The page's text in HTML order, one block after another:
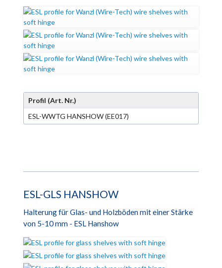
Profil (Art. Nr.)
ESL-WWTG HANSHOW (EE017)
ESL-GLS HANSHOW
Halterung für Glas- und Holzböden mit einer Stärke
von 5-10 mm - ESL Hanshow